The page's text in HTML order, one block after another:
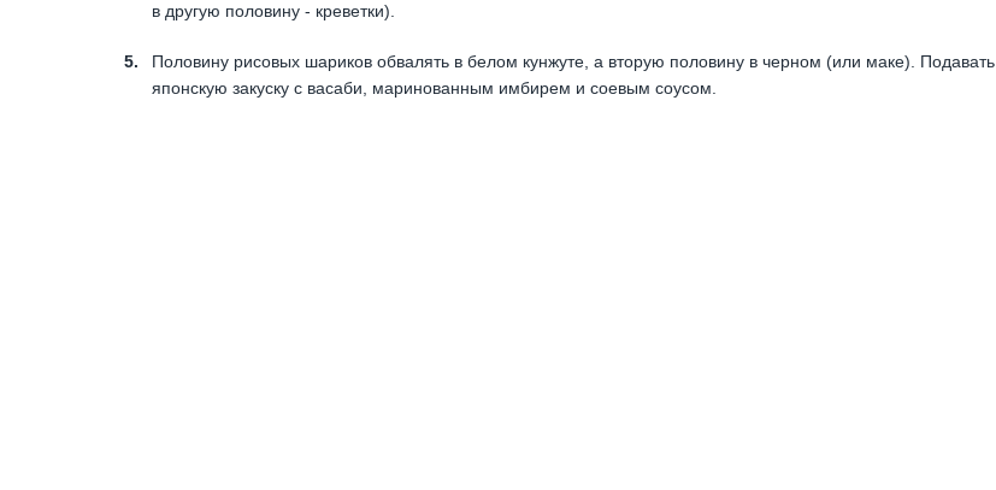
в другую половину - креветки).
Половину рисовых шариков обвалять в белом кунжуте, а вторую половину в черном (или маке). Подавать
японскую закуску с васаби, маринованным имбирем и соевым соусом.